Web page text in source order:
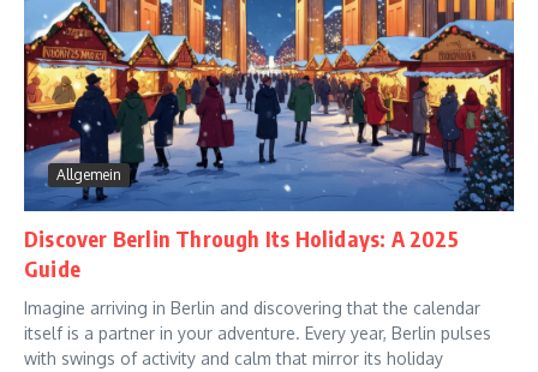
Allgemein
Discover Berlin Through Its Holidays: A 2025
Guide
Imagine arriving in Berlin and discovering that the calendar
itself is a partner in your adventure. Every year, Berlin pulses
with swings of activity and calm that mirror its holiday